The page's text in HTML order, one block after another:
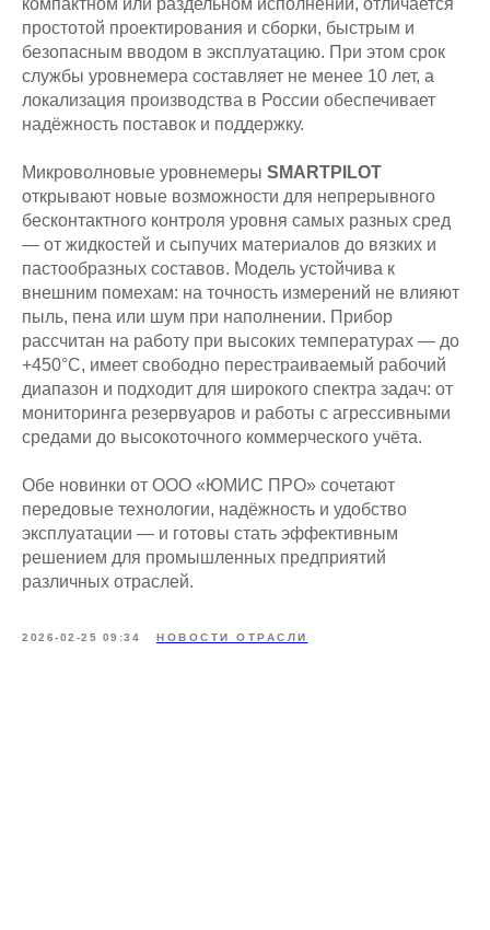
компактном или раздельном исполнении, отличается
простотой проектирования и сборки, быстрым и
безопасным вводом в эксплуатацию. При этом срок
службы уровнемера составляет не менее 10 лет, а
локализация производства в России обеспечивает
надёжность поставок и поддержку.
Микроволновые уровнемеры SMARTPILOT
открывают новые возможности для непрерывного
бесконтактного контроля уровня самых разных сред
— от жидкостей и сыпучих материалов до вязких и
пастообразных составов. Модель устойчива к
внешним помехам: на точность измерений не влияют
пыль, пена или шум при наполнении. Прибор
рассчитан на работу при высоких температурах — до
+450°C, имеет свободно перестраиваемый рабочий
диапазон и подходит для широкого спектра задач: от
мониторинга резервуаров и работы с агрессивными
средами до высокоточного коммерческого учёта.
Обе новинки от ООО «ЮМИС ПРО» сочетают
передовые технологии, надёжность и удобство
эксплуатации — и готовы стать эффективным
решением для промышленных предприятий
различных отраслей.
2026-02-25 09:34 НОВОСТИ ОТРАСЛИ